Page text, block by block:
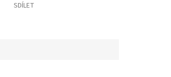
SDÍLET